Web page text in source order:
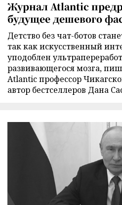
Журнал Atlantic
будущее дешевого
Детство без чат-ботов
так как искусственный
уподоблен
развивающегося мозга,
Atlantic профессор
автор бестселлеров Дана